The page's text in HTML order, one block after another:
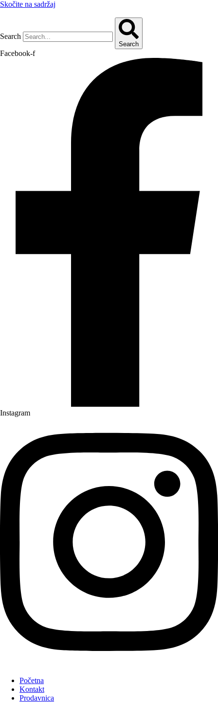
Skočite na sadržaj
Search
Search
Facebook-f
Instagram
Početna
Kontakt
Prodavnica